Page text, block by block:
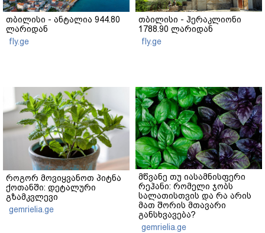
თბილისი - ანტალია 944.80
ლარიდან
fly.ge
თბილისი - ჰერაკლიონი
1788.90 ლარიდან
fly.ge
როგორ მოვიყვანოთ პიტნა
ქოთანში: დეტალური
გზამკვლევი
gemrielia.ge
მწვანე თუ იასამნისფერი
რეჰანი: რომელი ჯობს
სალათისთვის და რა არის
მათ შორის მთავარი
განსხვავება?
gemrielia.ge